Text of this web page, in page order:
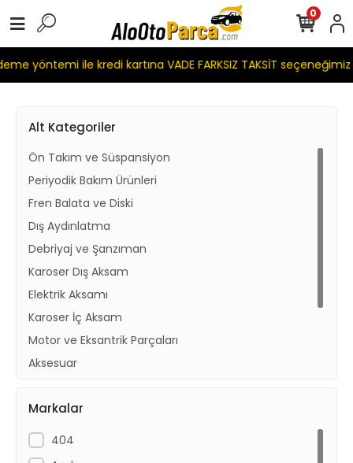
yöntemi ile kredi kartına VADE FARKSIZ TAKSİT seçeneğimiz
0
Alt Kategoriler
Ön Takım ve Süspansiyon
Periyodik Bakım Ürünleri
Fren Balata ve Diski
Dış Aydınlatma
Debriyaj ve Şanzıman
Karoser Dış Aksam
Elektrik Aksamı
Karoser İç Aksam
Motor ve Eksantrik Parçaları
Aksesuar
Kaporta Ürünleri
Yakıt Ve Egzoz
Markalar
404